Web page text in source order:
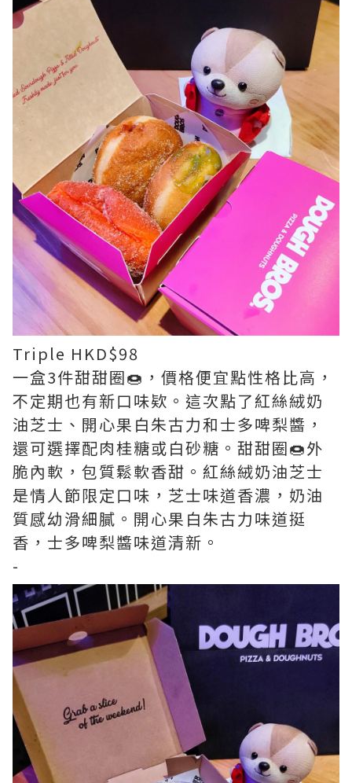
Triple HKD$98
一盒3件甜甜圈🍩，價格便宜點性格比高，
不定期也有新口味欵。這次點了紅絲絨奶
油芝士、開心果白朱古力和士多啤梨醬，
還可選擇配肉桂糖或白砂糖。甜甜圈🍩外
脆內軟，包質鬆軟香甜。紅絲絨奶油芝士
是情人節限定口味，芝士味道香濃，奶油
質感幼滑細膩。開心果白朱古力味道挺
香，士多啤梨醬味道清新。
-